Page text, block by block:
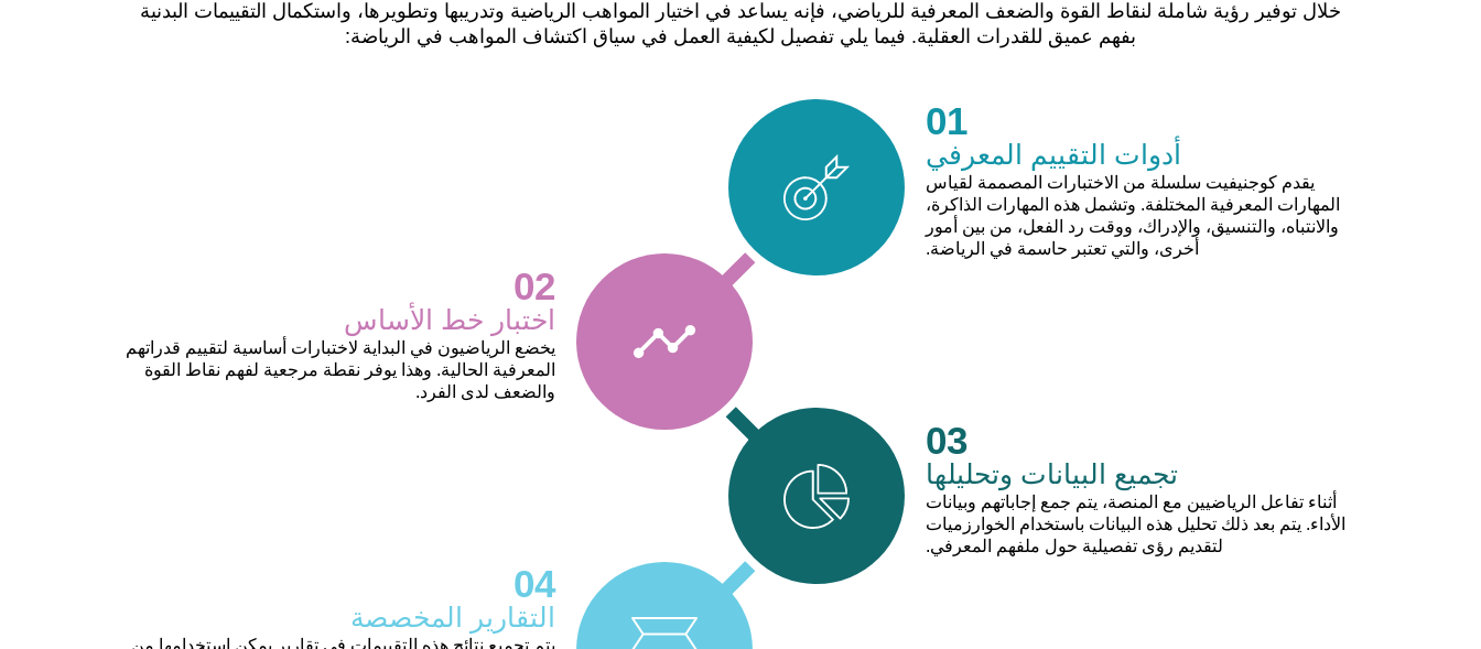
خلال توفير رؤية شاملة لنقاط القوة والضعف المعرفية للرياضي، فإنه يساعد في اختيار المواهب الرياضية وتدريبها وتطويرها، واستكمال التقييمات البدنية
بفهم عميق للقدرات العقلية. فيما يلي تفصيل لكيفية العمل في سياق اكتشاف المواهب في الرياضة:
01
أدوات التقييم المعرفي
يقدم كوجنيفيت سلسلة من الاختبارات المصممة لقياس
المهارات المعرفية المختلفة. وتشمل هذه المهارات الذاكرة،
والانتباه، والتنسيق، والإدراك، ووقت رد الفعل، من بين أمور
أخرى، والتي تعتبر حاسمة في الرياضة.
02
اختبار خط الأساس
يخضع الرياضيون في البداية لاختبارات أساسية لتقييم قدراتهم
المعرفية الحالية. وهذا يوفر نقطة مرجعية لفهم نقاط القوة
والضعف لدى الفرد.
03
تجميع البيانات وتحليلها
أثناء تفاعل الرياضيين مع المنصة، يتم جمع إجاباتهم وبيانات
الأداء. يتم بعد ذلك تحليل هذه البيانات باستخدام الخوارزميات
لتقديم رؤى تفصيلية حول ملفهم المعرفي.
04
التقارير المخصصة
يتم تجميع نتائج هذه التقييمات في تقارير يمكن استخدامها من